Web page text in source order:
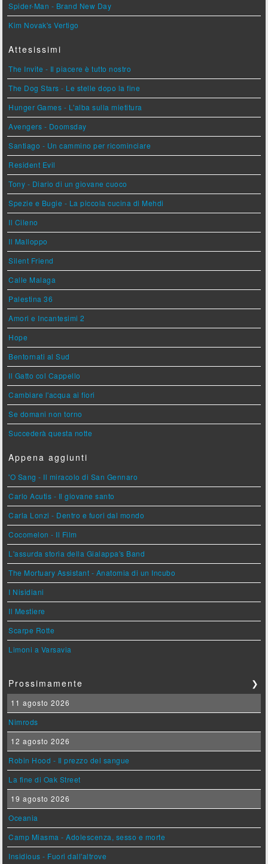
Spider-Man - Brand New Day
Kim Novak's Vertigo
Attesissimi
The Invite - Il piacere è tutto nostro
The Dog Stars - Le stelle dopo la fine
Hunger Games - L'alba sulla mietitura
Avengers - Doomsday
Santiago - Un cammino per ricominciare
Resident Evil
Tony - Diario di un giovane cuoco
Spezie e Bugie - La piccola cucina di Mehdi
Il Cileno
Il Malloppo
Silent Friend
Calle Malaga
Palestina 36
Amori e Incantesimi 2
Hope
Bentornati al Sud
Il Gatto col Cappello
Cambiare l'acqua ai fiori
Se domani non torno
Succederà questa notte
Appena aggiunti
'O Sang - Il miracolo di San Gennaro
Carlo Acutis - Il giovane santo
Carla Lonzi - Dentro e fuori dal mondo
Cocomelon - Il Film
L'assurda storia della Gialappa's Band
The Mortuary Assistant - Anatomia di un Incubo
I Nisidiani
Il Mestiere
Scarpe Rotte
Limoni a Varsavia
Prossimamente ❯
11 agosto 2026
Nimrods
12 agosto 2026
Robin Hood - Il prezzo del sangue
La fine di Oak Street
19 agosto 2026
Oceania
Camp Miasma - Adolescenza, sesso e morte
Insidious - Fuori dall'altrove